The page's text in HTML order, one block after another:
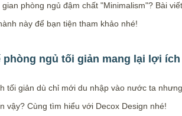
gian phòng ngủ đậm chất "Minimalism"? Bài
này để bạn tiện tham khảo nhé!
phòng ngủ tối giản mang lại lợi
tối giản dù chỉ mới du nhập vào nước ta
vậy? Cùng tìm hiểu với Decox Design nhé!